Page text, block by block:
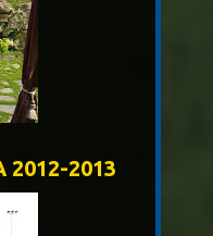
2012-2013